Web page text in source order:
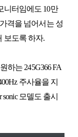
니터임에도 10만
격을 넘어서는 성
보도록 하자.
하는 245G366 FA
주사율을 지
모델도 출시